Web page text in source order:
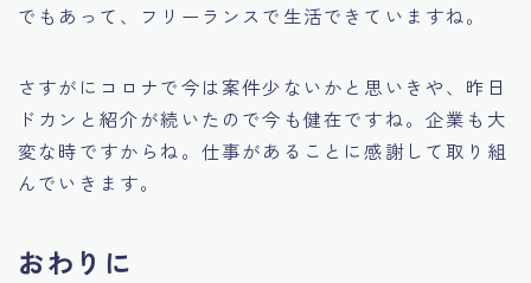
でもあって、フリーランスで生活できていますね。
さすがにコロナで今は案件少ないかと思いきや、昨日
ドカンと紹介が続いたので今も健在ですね。企業も大
変な時ですからね。仕事があることに感謝して取り組
んでいきます。
おわりに